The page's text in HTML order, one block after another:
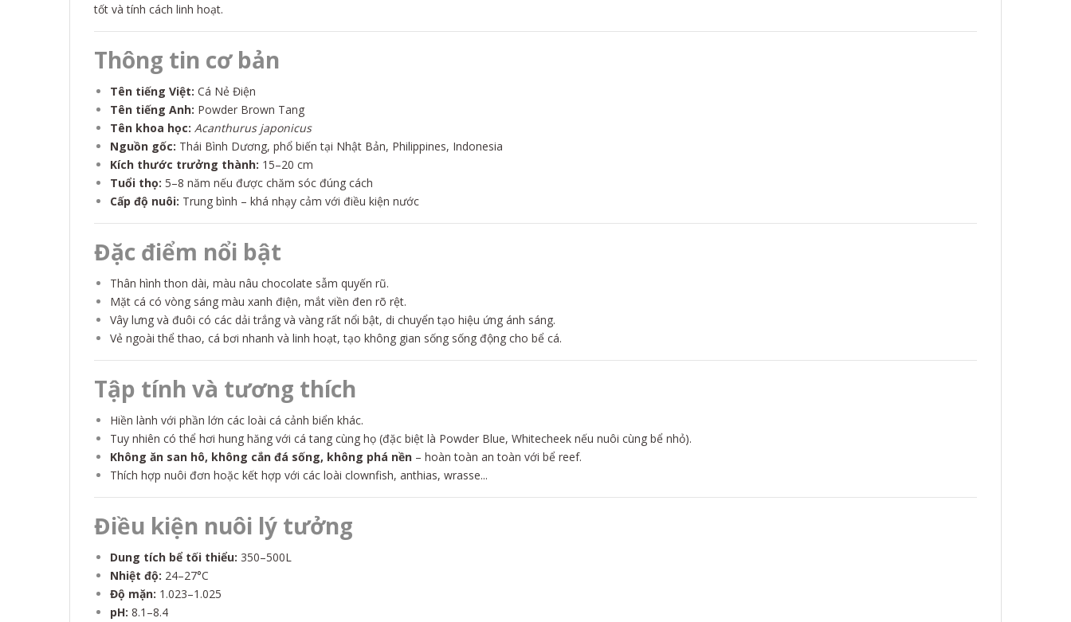
tốt và tính cách linh hoạt.
Thông tin cơ bản
Tên tiếng Việt: Cá Nẻ Điện
Tên tiếng Anh: Powder Brown Tang
Tên khoa học: Acanthurus japonicus
Nguồn gốc: Thái Bình Dương, phổ biến tại Nhật Bản, Philippines, Indonesia
Kích thước trưởng thành: 15–20 cm
Tuổi thọ: 5–8 năm nếu được chăm sóc đúng cách
Cấp độ nuôi: Trung bình – khá nhạy cảm với điều kiện nước
Đặc điểm nổi bật
Thân hình thon dài, màu nâu chocolate sẫm quyến rũ.
Mặt cá có vòng sáng màu xanh điện, mắt viền đen rõ rệt.
Vây lưng và đuôi có các dải trắng và vàng rất nổi bật, di chuyển tạo hiệu ứng ánh sáng.
Vẻ ngoài thể thao, cá bơi nhanh và linh hoạt, tạo không gian sống sống động cho bể cá.
Tập tính và tương thích
Hiền lành với phần lớn các loài cá cảnh biển khác.
Tuy nhiên có thể hơi hung hăng với cá tang cùng họ (đặc biệt là Powder Blue, Whitecheek nếu nuôi cùng bể nhỏ).
Không ăn san hô, không cắn đá sống, không phá nền – hoàn toàn an toàn với bể reef.
Thích hợp nuôi đơn hoặc kết hợp với các loài clownfish, anthias, wrasse...
Điều kiện nuôi lý tưởng
Dung tích bể tối thiểu: 350–500L
Nhiệt độ: 24–27°C
Độ mặn: 1.023–1.025
pH: 8.1–8.4